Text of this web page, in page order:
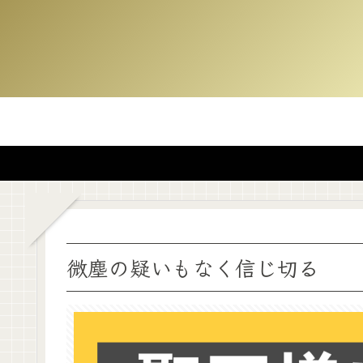
微塵の疑いもなく信じ切る